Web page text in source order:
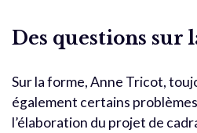
Des questions sur
Sur la forme, Anne Tricot,
également certains
l’élaboration du projet de